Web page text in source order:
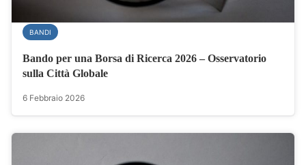
BANDI
Bando per una Borsa di Ricerca 2026 – Osservatorio
sulla Città Globale
6 Febbraio 2026